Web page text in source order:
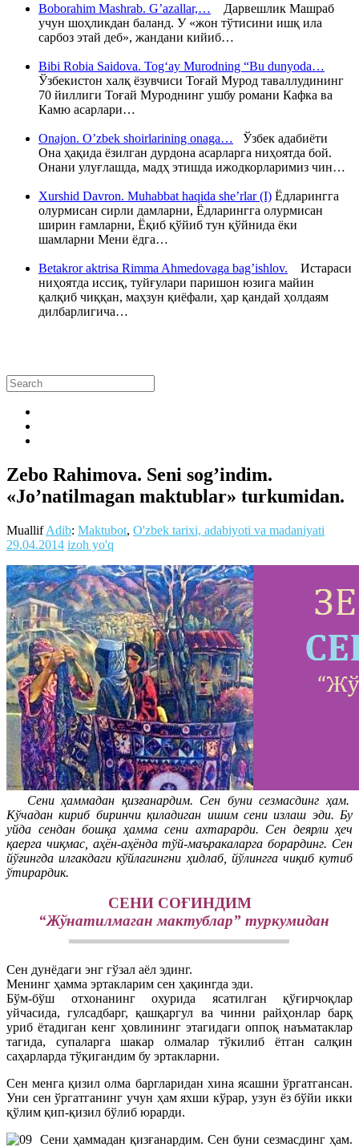
Boborahim Mashrab. G’azallar,… Дарвешлик Машраб
учун шоҳликдан баланд. У «жон тўтисини ишқ ила
сарбоз этай деб», жандани кийиб…
Bibi Robia Saidova. Tog‘ay Murodning “Bu dunyoda…
Ўзбекистон халқ ёзувчиси Тоғай Мурод таваллудининг
70 йиллиги Тоғай Муроднинг ушбу романи Кафка ва
Камю асарлари…
Onajon. O’zbek shoirlarining onaga… Ўзбек адабиёти
Она ҳақида ёзилган дурдона асарларга ниҳоятда бой.
Онани улуғлашда, мадҳ этишда ижодкорларимиз чин…
Xurshid Davron. Muhabbat haqida she’rlar (I) Ёдларингга
олурмисан сирли дамларни, Ёдларингга олурмисан
ширин ғамларни, Ёқиб қўйиб тун қўйнида ёки
шамларни Мени ёдга…
Betakror aktrisa Rimma Ahmedovaga bag’ishlov. Истараси
ниҳоятда иссиқ, туйғулари паришон юзига майин
қалқиб чиққан, маҳзун қиёфали, ҳар қандай ҳолдаям
дилбарлигича…
Zebo Rahimova. Seni sog’indim.
«Jo’natilmagan maktublar» turkumidan.
MuallifAdib: Maktubot, O'zbek tarixi, adabiyoti va madaniyati
29.04.2014 izoh yo'q
Сени ҳаммадан қизғанардим. Сен буни сезмасдинг ҳам.
Кўчадан кириб биринчи қиладиган ишим сени излаш эди. Бу
уйда сендан бошқа ҳамма сени ахтарарди. Сен деярли ҳеч
қаерга чиқмас, аҳён-аҳёнда тўй-маъракаларга борардинг. Сен
йўғингда илгакдаги кўйлагингни ҳидлаб, йўлингга чиқиб кутиб
ўтирардик.
СЕНИ СОҒИНДИМ
“Жўнатилмаган мактублар” туркумидан
Сен дунёдаги энг гўзал аёл эдинг.
Менинг ҳамма эртакларим сен ҳақингда эди.
Бўм-бўш отхонанинг охурида ясатилган қўғирчоқлар
уйчасида, гулсадбарг, қашқаргул ва чинни райҳонлар барқ
уриб ётадиган кенг ҳовлининг этагидаги оппоқ наъматаклар
тагида, супаларга шакар олмалар тўкилиб ётган салқин
саҳарларда тўқигандим бу эртакларни.
Сен менга қизил олма баргларидан хина ясашни ўргатгансан.
Уни сен ўргатганинг учун ҳам яхши кўрар, узун ёз бўйи икки
қўлим қип-қизил бўлиб юрарди.
Сени ҳаммадан қизғанардим. Сен буни сезмасдинг ҳам.